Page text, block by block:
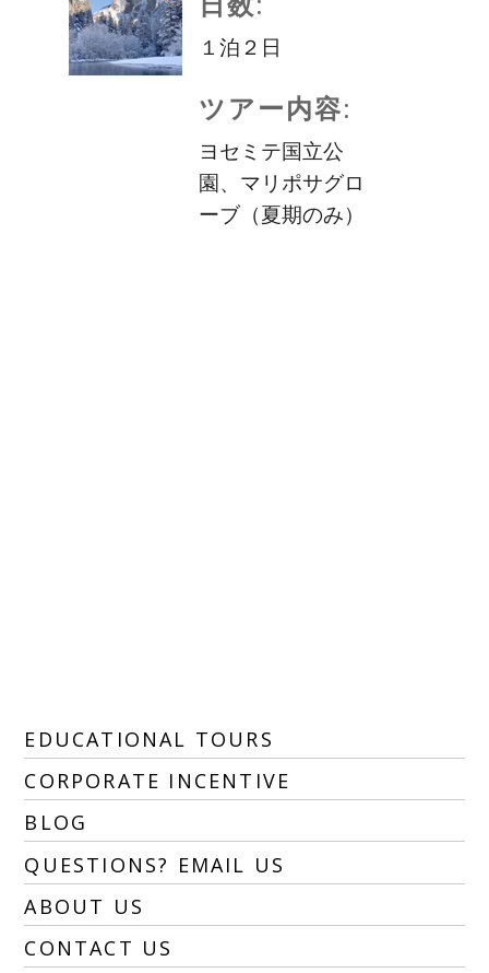
１泊２日
ツアー内容:
ヨセミテ国立公
園、マリポサグロ
ーブ（夏期のみ）
EDUCATIONAL TOURS
CORPORATE INCENTIVE
BLOG
QUESTIONS? EMAIL US
ABOUT US
CONTACT US